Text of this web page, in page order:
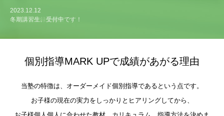
2023.12.12
冬期講習生、受付中です！
2023.10.31
スポット登録生募集！
2021.08.9
京都府公立高校 入学者選抜について
2021.08.9
高校入試 合格ライン偏差値（国公立）
2021.08.9
高校入試 合格ライン偏差値（私立）
個別指導MARK UPで成績があがる理由
当塾の特徴は、オーダーメイド個別指導であるという点です。
お子様の現在の実力をしっかりとヒアリングしてから、